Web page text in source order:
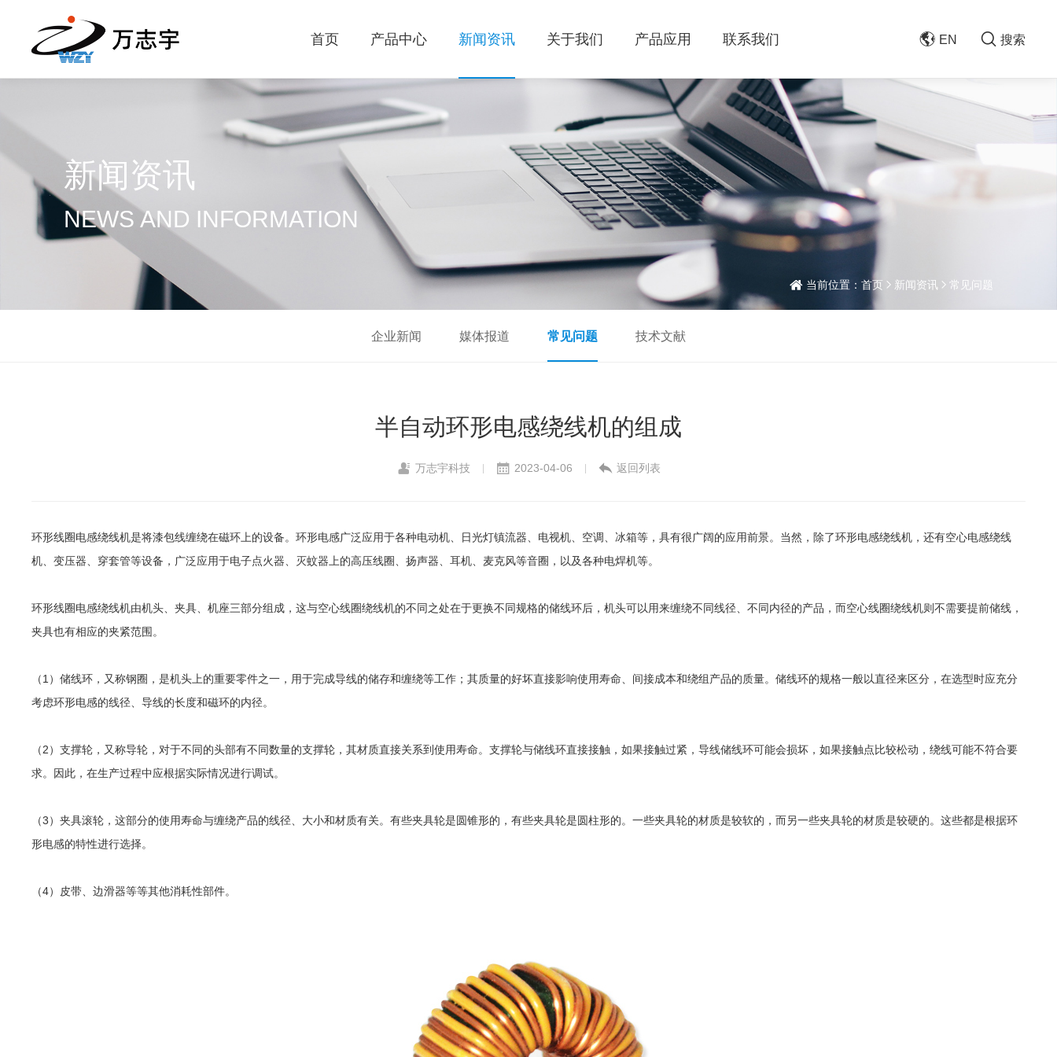
首页 产品中心 新闻资讯 关于我们 产品应用 联系我们 EN 搜索
新闻资讯
NEWS AND INFORMATION
当前位置：首页 新闻资讯 常见问题
企业新闻 媒体报道 常见问题 技术文献
半自动环形电感绕线机的组成
万志宇科技 | 2023-04-06 | 返回列表
环形线圈电感绕线机是将漆包线缠绕在磁环上的设备。环形电感广泛应用于各种电动机、日光灯镇流器、电视机、空调、冰箱等，具有很广阔的应用前景。当然，除了环形电感绕线机，还有空心电感绕线
机、变压器、穿套管等设备，广泛应用于电子点火器、灭蚊器上的高压线圈、扬声器、耳机、麦克风等音圈，以及各种电焊机等。
环形线圈电感绕线机由机头、夹具、机座三部分组成，这与空心线圈绕线机的不同之处在于更换不同规格的储线环后，机头可以用来缠绕不同线径、不同内径的产品，而空心线圈绕线机则不需要提前储线，
夹具也有相应的夹紧范围。
（1）储线环，又称钢圈，是机头上的重要零件之一，用于完成导线的储存和缠绕等工作；其质量的好坏直接影响使用寿命、间接成本和绕组产品的质量。储线环的规格一般以直径来区分，在选型时应充分
考虑环形电感的线径、导线的长度和磁环的内径。
（2）支撑轮，又称导轮，对于不同的头部有不同数量的支撑轮，其材质直接关系到使用寿命。支撑轮与储线环直接接触，如果接触过紧，导线储线环可能会损坏，如果接触点比较松动，绕线可能不符合要
求。因此，在生产过程中应根据实际情况进行调试。
（3）夹具滚轮，这部分的使用寿命与缠绕产品的线径、大小和材质有关。有些夹具轮是圆锥形的，有些夹具轮是圆柱形的。一些夹具轮的材质是较软的，而另一些夹具轮的材质是较硬的。这些都是根据环
形电感的特性进行选择。
（4）皮带、边滑器等等其他消耗性部件。